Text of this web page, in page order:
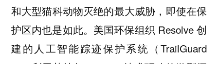
和大型猫科动物灭绝的最大威胁，即使在保
护区内也是如此。美国环保组织 Resolve 创
建的人工智能踪迹保护系统（TrailGuard